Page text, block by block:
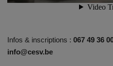
Infos & inscriptions : 067 49 36
info@cesv.be